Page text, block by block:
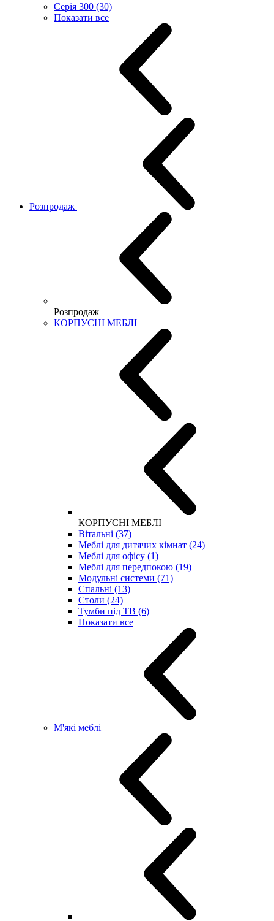
Серія 300 (30)
Показати все
Розпродаж
Розпродаж
КОРПУСНІ МЕБЛІ
КОРПУСНІ МЕБЛІ
Вітальні (37)
Меблі для дитячих кімнат (24)
Меблі для офісу (1)
Меблі для передпокою (19)
Модульні системи (71)
Спальні (13)
Столи (24)
Тумби під ТВ (6)
Показати все
М'які меблі